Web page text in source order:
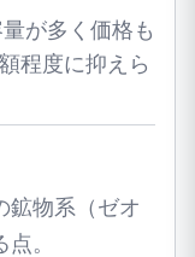
が多く価格も
程度に抑えら
鉱物系（ゼオ
。